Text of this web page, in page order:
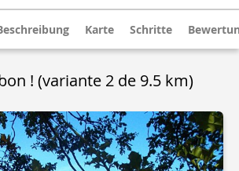
Karte Schritte
! (variante 2 de 9.5 km)